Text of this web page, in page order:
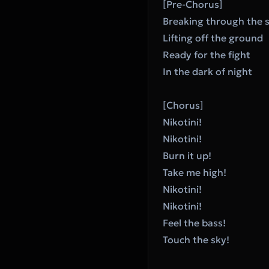
[Pre-Chorus]
Breaking through the
Lifting off the ground
Ready for the fight
In the dark of night
[Chorus]
Nikotini!
Nikotini!
Burn it up!
Take me high!
Nikotini!
Nikotini!
Feel the bass!
Touch the sky!